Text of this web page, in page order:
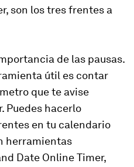
son los tres frentes a
de las pausas.
útil es contar
que te avise
Puedes hacerlo
en tu calendario
herramientas
Date Online Timer,